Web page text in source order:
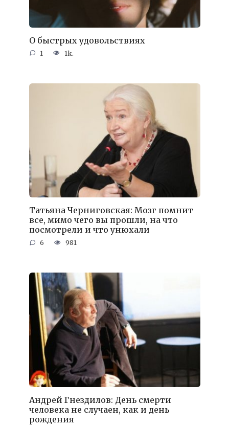
О быстрых удовольствиях
1 1k.
Татьяна Черниговская: Мозг помнит
все, мимо чего вы прошли, на что
посмотрели и что унюхали
6 981
Андрей Гнездилов: День смерти
человека не случаен, как и день
рождения